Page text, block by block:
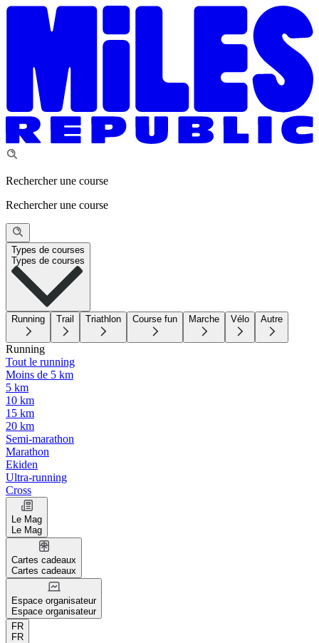
Rechercher une course
Rechercher une course
Types de courses
Types de courses
Running Trail Triathlon Course fun Marche Vélo Autre
Running
Tout le running
Moins de 5 km
5 km
10 km
15 km
20 km
Semi-marathon
Marathon
Ekiden
Ultra-running
Cross
Le Mag
Le Mag
Cartes cadeaux
Cartes cadeaux
Espace organisateur
Espace organisateur
FR
FR